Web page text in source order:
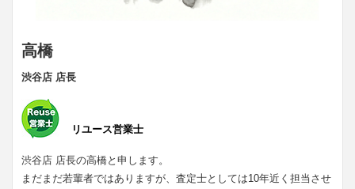
高橋
渋谷店 店長
リユース営業士
渋谷店 店長の高橋と申します。
まだまだ若輩者ではありますが、査定士としては10年近く担当させ